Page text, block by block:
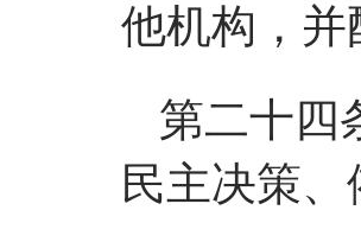
他机构，
第二十四
民主决策